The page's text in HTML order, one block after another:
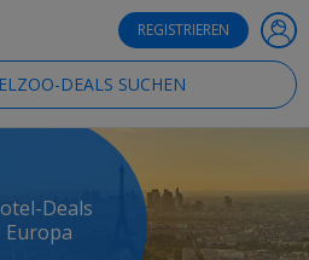
REGISTRIEREN
DEALS SUCHEN
Deals
Europa